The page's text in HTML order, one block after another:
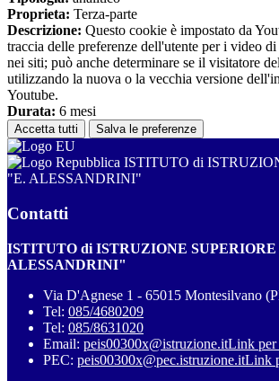
Proprieta: Terza-parte
Descrizione: Questo cookie è impostato da
traccia delle preferenze dell'utente per i video
nei siti; può anche determinare se il visitatore
utilizzando la nuova o la vecchia versione
Youtube.
Durata: 6 mesi
Accetta tutti Salva le preferenze
ISTITUTO di
"E. ALESSANDRINI"
Contatti
ISTITUTO di ISTRUZIONE
ALESSANDRINI"
Via D'Agnese 1 - 65015 Montesilvano
Tel: 085/4680209
Tel: 085/8631020
Email: peis00300x@istruzione.itLink per
PEC: peis00300x@pec.istruzione.itLink